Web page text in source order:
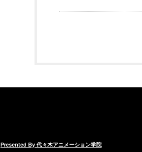
Presented By 代々木アニメーション学院